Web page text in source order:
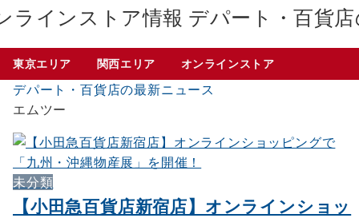
デパート・百貨
東京エリア 関西エリア オンラインストア
デパート・百貨店の最新ニュース
エムツー
未分類
【小田急百貨店新宿店】オンラインショッ